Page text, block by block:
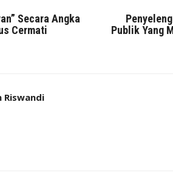
Secara Angka
Cermati
Publik Yang
Riswandi